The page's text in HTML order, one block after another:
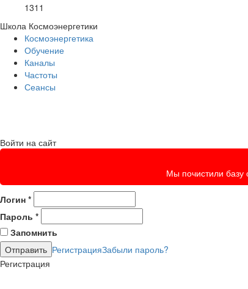
1311
Школа Космоэнергетики
Космоэнергетика
Обучение
Каналы
Частоты
Сеансы
Войти на сайт
Мы почистили базу
Логин *
Пароль *
Запомнить
РегистрацияЗабыли пароль?
Регистрация